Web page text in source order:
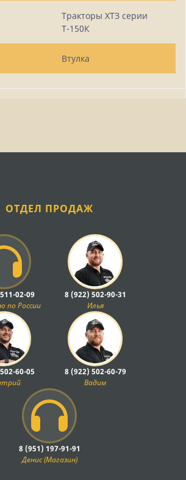
Тракторы ХТЗ серии
Т-150К
Втулка
ОТДЕЛ ПРОДАЖ
02-09
по России
8 (922) 502-90-31
Илья
60-05
8 (922) 502-60-79
Вадим
8 (951) 197-91-91
Денис (Магазин)